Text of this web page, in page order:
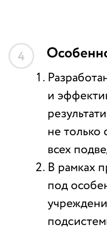
4
и
не только
всех
В рамках
под